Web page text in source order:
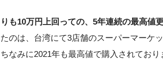
も10万円上回っての、5年連続の最高値
のは、台湾にて3店舗のスーパーマーケ
なみに2021年も最高値で購入されており